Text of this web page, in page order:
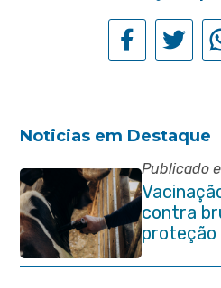
Noticias em Destaque
Publicado
contra
proteção
Itaboraí